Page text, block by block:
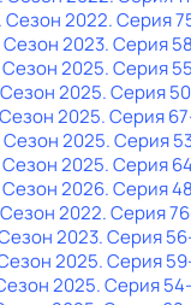
. Сезон 2022. Серия
Сезон 2023. Серия
Сезон 2025. Серия
2025. Серия
2025. Серия
Сезон 2025. Серия
Сезон 2025. Серия
Сезон 2026. Серия
2022. Серия
2023. Серия
2025. Серия
2025. Серия